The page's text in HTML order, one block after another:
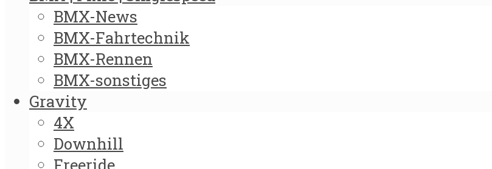
BMX-News
BMX-Fahrtechnik
BMX-Rennen
BMX-sonstiges
Gravity
4X
Downhill
Freeride